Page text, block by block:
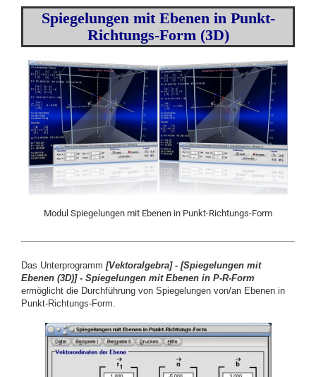
Spiegelungen mit Ebenen in Punkt-
Richtungs-Form (3D)
Modul Spiegelungen mit Ebenen in Punkt-Richtungs-Form
Das Unterprogramm [Vektoralgebra] - [Spiegelungen mit
Ebenen (3D)] - Spiegelungen mit Ebenen in P-R-Form
ermöglicht die Durchführung von Spiegelungen von/an Ebenen in
Punkt-Richtungs-Form.